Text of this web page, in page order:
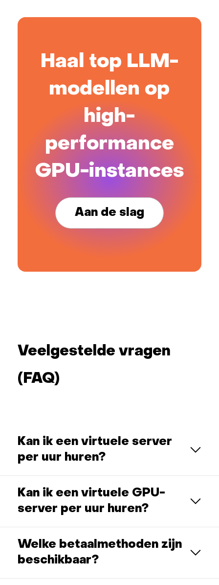
Haal top LLM-
modellen op
high-
performance
GPU-instances
Aan de slag
Veelgestelde vragen
(FAQ)
Kan ik een virtuele server
per uur huren?
Kan ik een virtuele GPU-
server per uur huren?
Welke betaalmethoden zijn
beschikbaar?